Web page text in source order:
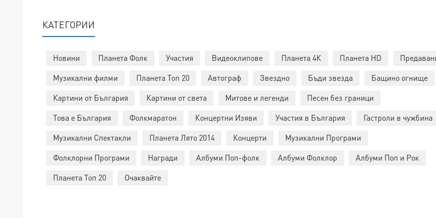
КАТЕГОРИИ
Новини Планета Фолк Участия Видеоклипове Планета 4К Планета HD
Музикални филми
Планета Топ 20 Автограф Звездно Бъди звезда
Бащино огнище
Картини от България
Картини от света Митове и легенди
Песен без граници
Това е България
Фолкмаратон Концертни Изяви Участия в България
Гастроли в чужбина
Музикални Спектакли
Планета Лято 2014 Концерти
Музикални Програми
Фолклорни Програми
Награди Албуми Поп-фолк Албуми Фолклор
Албуми Поп и Рок
Планета Топ 20
Очаквайте